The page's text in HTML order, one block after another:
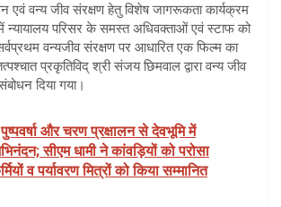
एवं वन्य जीव संरक्षण हेतु विशेष जागरूकता कार्यक्रम
परिसर के समस्त अधिवक्ताओं एवं स्टाफ को
वन्यजीव संरक्षण पर आधारित एक फिल्म का
प्रकृतिविद् श्री संजय छिमवाल द्वारा वन्य जीव
दिया गया।
पुष्पवर्षा और चरण प्रक्षालन से देवभूमि में
सीएम धामी ने कांवड़ियों को परोसा
व पर्यावरण मित्रों को किया सम्मानित